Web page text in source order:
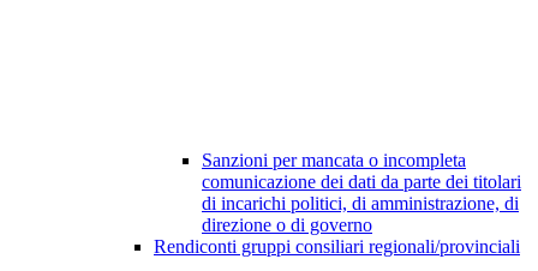
Sanzioni per mancata o incompleta
comunicazione dei dati da parte dei titolari
di incarichi politici, di amministrazione, di
direzione o di governo
Rendiconti gruppi consiliari regionali/provinciali